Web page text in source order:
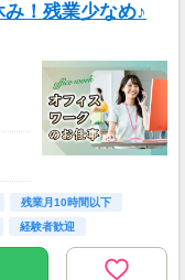
！残業少なめ♪
残業月10時間以下
経験者歓迎